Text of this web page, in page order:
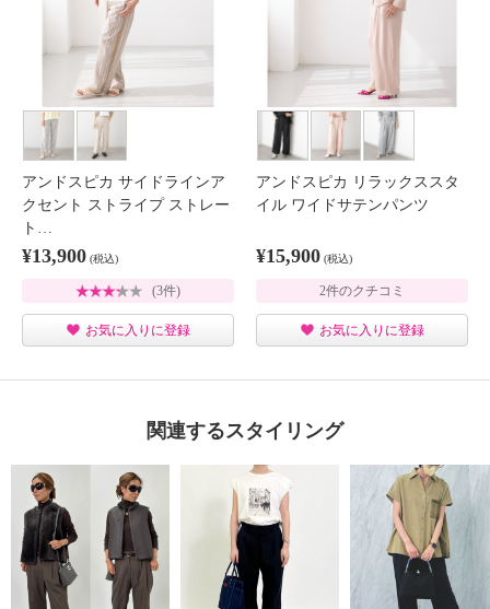
アンドスピカ サイドラインア
クセント ストライプ ストレー
ト…
¥13,900 (税込)
(3件)
お気に入りに登録
アンドスピカ リラックススタ
イル ワイドサテンパンツ
¥15,900 (税込)
2件のクチコミ
お気に入りに登録
関連するスタイリング